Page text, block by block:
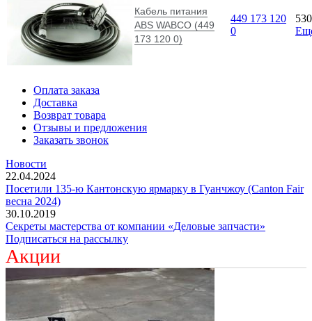
Кабель питания
АBS WABCO (449
173 120 0)
449 173 120
0
Оплата заказа
Доставка
Возврат товара
Отзывы и предложения
Заказать звонок
Новости
22.04.2024
Посетили 135-ю Кантонскую ярмарку в Гуанчжоу (Canton Fair
весна 2024)
30.10.2019
Секреты мастерства от компании «Деловые запчасти»
Подписаться на рассылку
Акции